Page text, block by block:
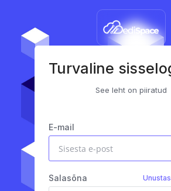
Turvaline
See leht on piiratud
E-mail
Salasõna